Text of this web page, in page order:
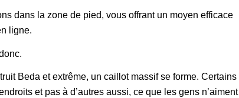
dans la zone de pied, vous offrant un moyen efficace
ligne.
Beda et extrême, un caillot massif se forme. Certains
et pas à d’autres aussi, ce que les gens n’aiment